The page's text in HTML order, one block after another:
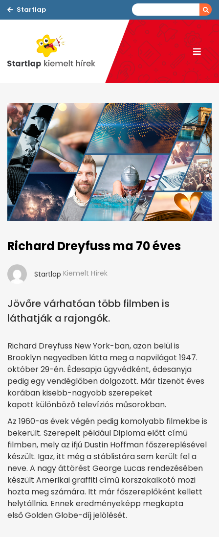
Startlap
Richard Dreyfuss ma 70 éves
Startlap Kiemelt Hírek
Jövőre várhatóan több filmben is
láthatják a rajongók.
Richard Dreyfuss New York-ban, azon belül is
Brooklyn negyedben látta meg a napvilágot 1947.
október 29-én. Édesapja ügyvédként, édesanyja
pedig egy vendéglőben dolgozott. Már tizenöt éves
korában kisebb-nagyobb szerepeket
kapott különböző televíziós műsorokban.
Az 1960-as évek végén pedig komolyabb filmekbe is
bekerült. Szerepelt például Diploma előtt című
filmben, mely az ifjú Dustin Hoffman főszereplésével
készült. Igaz, itt még a stáblistára sem került fel a
neve. A nagy áttörést George Lucas rendezésében
készült Amerikai graffiti című korszakalkotó mozi
hozta meg számára. Itt már főszereplőként kellett
helytállnia. Ennek eredményeképp megkapta
első Golden Globe-díj jelölését.